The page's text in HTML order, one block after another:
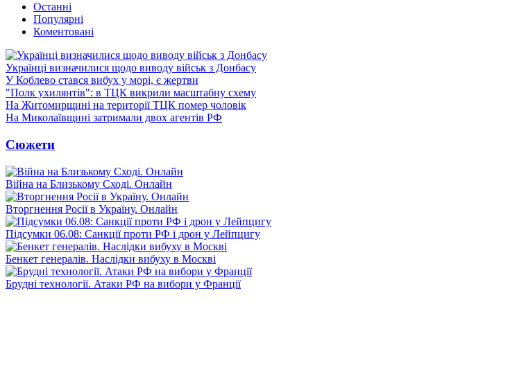
Останні
Популярні
Коментовані
Українці визначилися щодо виводу військ з Донбасу
У Коблево стався вибух у морі, є жертви
"Полк ухилянтів": в ТЦК викрили масштабну схему
На Житомирщині на території ТЦК помер чоловік
На Миколаївщині затримали двох агентів РФ
Сюжети
Війна на Близькому Сході. Онлайн
Вторгнення Росії в Україну. Онлайн
Підсумки 06.08: Санкції проти РФ і дрон у Лейпцигу
Бенкет генералів. Наслідки вибуху в Москві
Брудні технології. Атаки РФ на вибори у Франції